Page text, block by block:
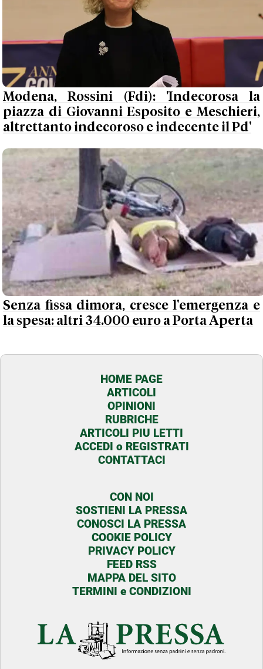
Modena, Rossini (Fdi): 'Indecorosa la
piazza di Giovanni Esposito e Meschieri,
altrettanto indecoroso e indecente il Pd'
Senza fissa dimora, cresce l'emergenza e
la spesa: altri 34.000 euro a Porta Aperta
HOME PAGE
ARTICOLI
OPINIONI
RUBRICHE
ARTICOLI PIU LETTI
ACCEDI o REGISTRATI
CONTATTACI
CON NOI
SOSTIENI LA PRESSA
CONOSCI LA PRESSA
COOKIE POLICY
PRIVACY POLICY
FEED RSS
MAPPA DEL SITO
TERMINI e CONDIZIONI